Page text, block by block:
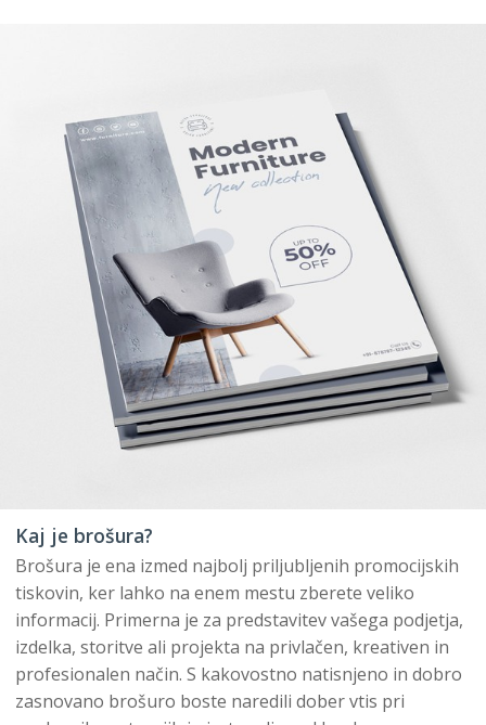
Kaj je brošura?
Brošura je ena izmed najbolj priljubljenih promocijskih
tiskovin, ker lahko na enem mestu zberete veliko
informacij. Primerna je za predstavitev vašega podjetja,
izdelka, storitve ali projekta na privlačen, kreativen in
profesionalen način. S kakovostno natisnjeno in dobro
zasnovano brošuro boste naredili dober vtis pri